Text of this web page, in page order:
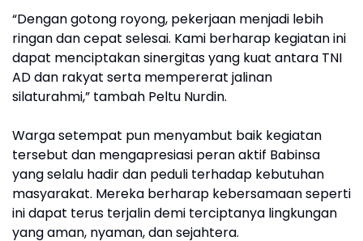
“Dengan gotong royong, pekerjaan menjadi lebih
ringan dan cepat selesai. Kami berharap kegiatan ini
dapat menciptakan sinergitas yang kuat antara TNI
AD dan rakyat serta mempererat jalinan
silaturahmi,” tambah Peltu Nurdin.
Warga setempat pun menyambut baik kegiatan
tersebut dan mengapresiasi peran aktif Babinsa
yang selalu hadir dan peduli terhadap kebutuhan
masyarakat. Mereka berharap kebersamaan seperti
ini dapat terus terjalin demi terciptanya lingkungan
yang aman, nyaman, dan sejahtera.